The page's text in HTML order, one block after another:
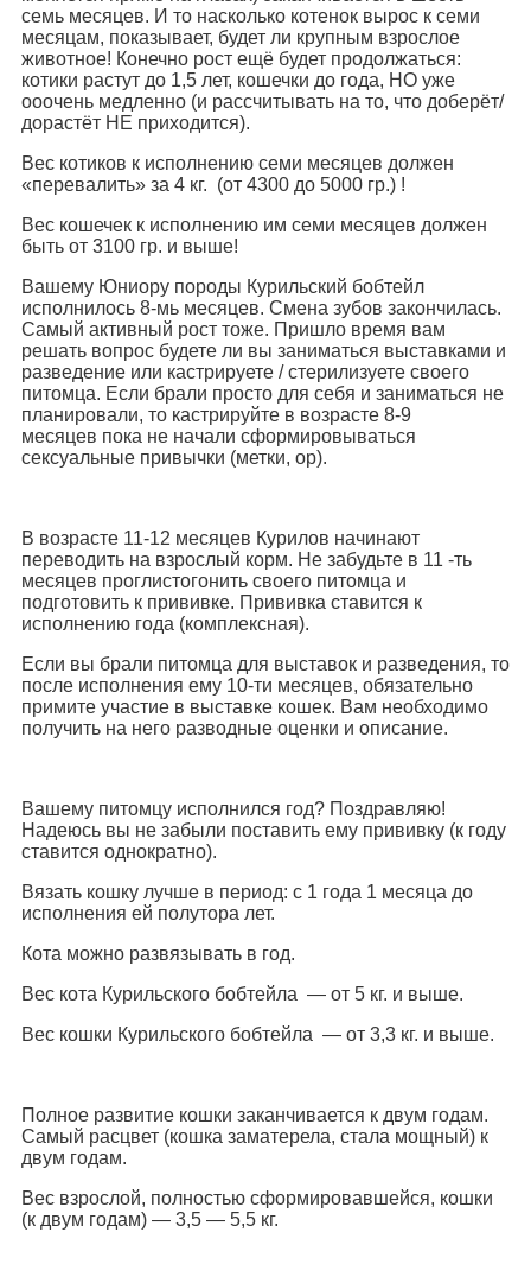
семь месяцев. И то насколько котенок вырос к семи
месяцам, показывает, будет ли крупным взрослое
животное! Конечно рост ещё будет продолжаться:
котики растут до 1,5 лет, кошечки до года, НО уже
ооочень медленно (и рассчитывать на то, что доберёт/
дорастёт НЕ приходится).
Вес котиков к исполнению семи месяцев должен
«перевалить» за 4 кг. (от 4300 до 5000 гр.) !
Вес кошечек к исполнению им семи месяцев должен
быть от 3100 гр. и выше!
Вашему Юниору породы Курильский бобтейл
исполнилось 8-мь месяцев. Смена зубов закончилась.
Самый активный рост тоже. Пришло время вам
решать вопрос будете ли вы заниматься выставками и
разведение или кастрируете / стерилизуете своего
питомца. Если брали просто для себя и заниматься не
планировали, то кастрируйте в возрасте 8-9
месяцев пока не начали сформировываться
сексуальные привычки (метки, ор).
В возрасте 11-12 месяцев Курилов начинают
переводить на взрослый корм. Не забудьте в 11 -ть
месяцев проглистогонить своего питомца и
подготовить к прививке. Прививка ставится к
исполнению года (комплексная).
Если вы брали питомца для выставок и разведения, то
после исполнения ему 10-ти месяцев, обязательно
примите участие в выставке кошек. Вам необходимо
получить на него разводные оценки и описание.
Вашему питомцу исполнился год? Поздравляю!
Надеюсь вы не забыли поставить ему прививку (к году
ставится однократно).
Вязать кошку лучше в период: с 1 года 1 месяца до
исполнения ей полутора лет.
Кота можно развязывать в год.
Вес кота Курильского бобтейла — от 5 кг. и выше.
Вес кошки Курильского бобтейла — от 3,3 кг. и выше.
Полное развитие кошки заканчивается к двум годам.
Самый расцвет (кошка заматерела, стала мощный) к
двум годам.
Вес взрослой, полностью сформировавшейся, кошки
(к двум годам) — 3,5 — 5,5 кг.